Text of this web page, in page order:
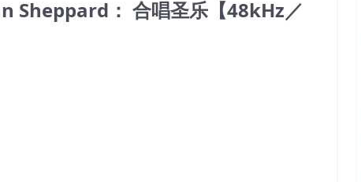
Sheppard： 合唱圣乐【48kHz／